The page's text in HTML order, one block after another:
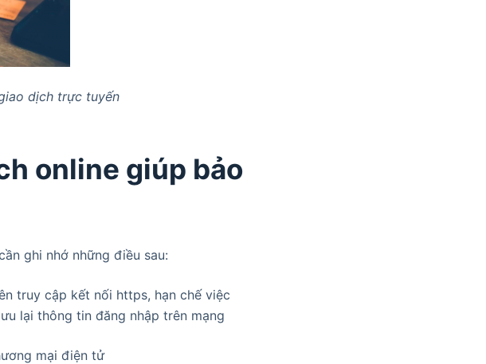
dịch trực tuyến
online giúp bảo
ghi nhớ những điều sau:
truy cập kết nối https, hạn chế việc
lại thông tin đăng nhập trên mạng
mại điện tử